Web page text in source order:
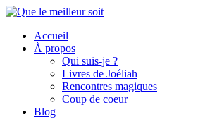
Accueil
À propos
Qui suis-je ?
Livres de Joéliah
Rencontres magiques
Coup de coeur
Blog